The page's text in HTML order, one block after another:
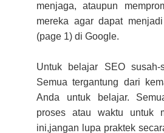
menjaga, ataupun
mereka agar dapat
(page 1) di Google.
Untuk belajar SEO susah-
Semua tergantung dari
Anda untuk belajar.
proses atau waktu untuk
ini,jangan lupa praktek